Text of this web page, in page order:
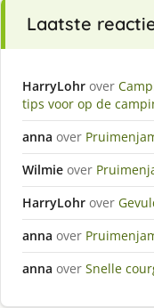
Laatste
HarryLohr over
tips voor op de
anna over
Wilmie over
HarryLohr over
anna over
anna over Snelle